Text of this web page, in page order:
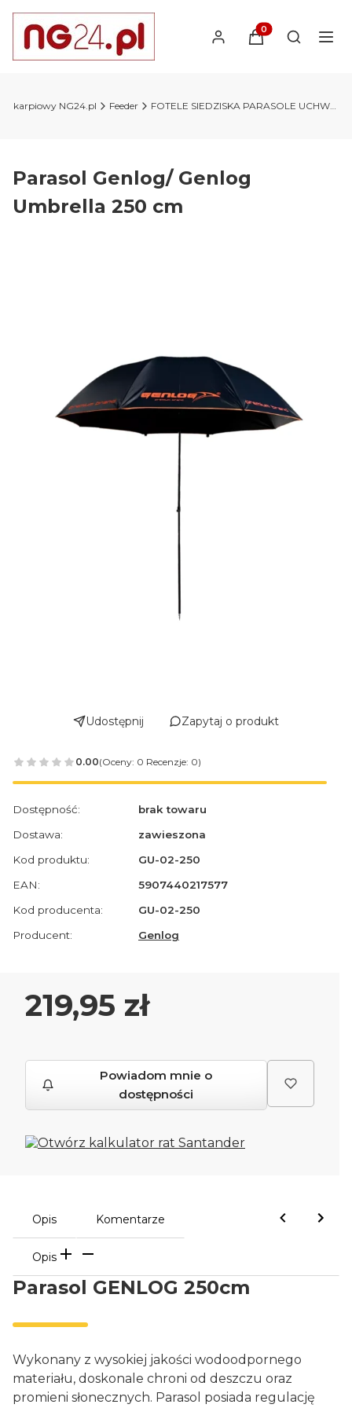
Produkty w
Otwórz
karpiowy NG24.pl Feeder FOTELE SIEDZISKA PARASOLE UCHWYTY WÓZKI
Parasol Genlog/ Genlog
Umbrella 250 cm
Udostępnij Zapytaj o produkt
0.00(Oceny: 0 Recenzje: 0)
Dostępność:
brak towaru
Dostawa:
zawieszona
Kod produktu:
GU-02-250
EAN:
5907440217577
Kod producenta:
GU-02-250
Producent:
Genlog
Cena
219,95 zł
Powiadom mnie o
dostępności
Opis Komentarze
Opis
Parasol GENLOG 250cm
Wykonany z wysokiej jakości wodoodpornego
materiału, doskonale chroni od deszczu oraz
promieni słonecznych. Parasol posiada regulację